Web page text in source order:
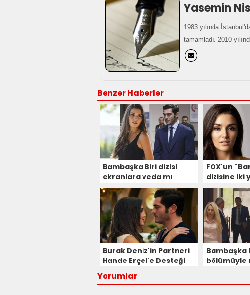
Yasemin
1983 yılında
tamamladı. 2010
Benzer Haberler
Bambaşka Biri dizisi
ekranlara veda mı
ediyor?
FOX'un
dizisine iki
dahil oldu
Burak Deniz'in Partneri
Hande Erçel'e Desteği
Bambaşka
bölümüyle
Yorumlar